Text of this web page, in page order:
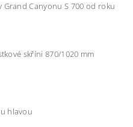
Canyonu S 700 od roku
skříni 870/1020 mm
hlavou